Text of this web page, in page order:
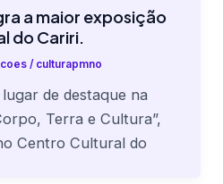
a maior exposição
do Cariri.
/ culturapmno
de destaque na
Terra e Cultura”,
Centro Cultural do